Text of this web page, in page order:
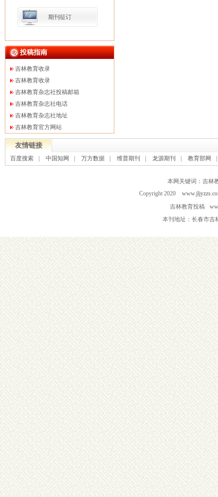
期刊征订
投稿指南
吉林教育收录
吉林教育收录
吉林教育杂志社投稿邮箱
吉林教育杂志社电话
吉林教育杂志社地址
吉林教育官方网站
友情链接
百度搜索 中国知网 万方数据 维普期刊 龙源期刊 教育部网
本网关键词：吉林
Copyright 2020
吉林教育投稿
本刊地址：长春市吉